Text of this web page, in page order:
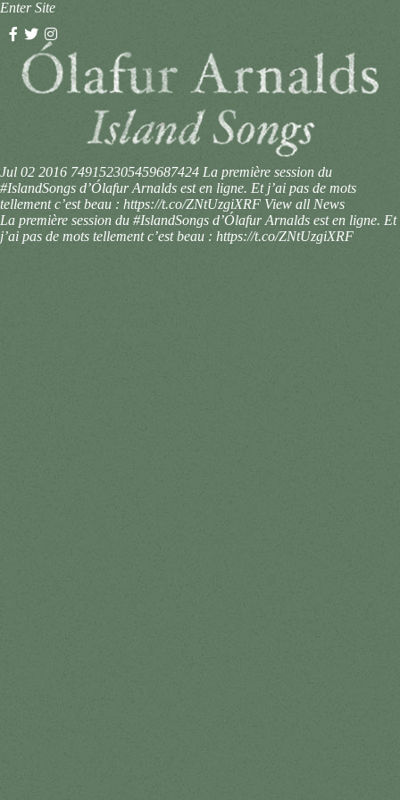
Enter Site
Jul 02 2016 749152305459687424 La première session du
#IslandSongs d’Ólafur Arnalds est en ligne. Et j’ai pas de mots
tellement c’est beau : https://t.co/ZNtUzgiXRF View all News
La première session du #IslandSongs d’Ólafur Arnalds est en ligne. Et
j’ai pas de mots tellement c’est beau : https://t.co/ZNtUzgiXRF